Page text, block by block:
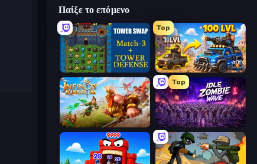
Παίξε το επόμενο
Tower Swap
Top
AOD - Art Of Defense
Infinity Kingdom
Top
Idle Zombie Wave: Survivors